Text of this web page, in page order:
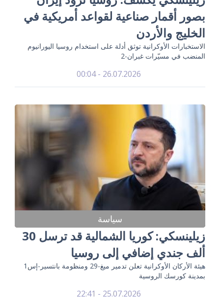
بصور أقمار صناعية لقواعد أمريكية في
الخليج والأردن
الاستخبارات الأوكرانية توثق أدلة على استخدام روسيا اليورانيوم
المنضب في مسيّرات غبران-2
26.07.2026 - 00:04
سياسة
زيلينسكي: كوريا الشمالية قد ترسل 30
ألف جندي إضافي إلى روسيا
هيئة الأركان الأوكرانية تعلن تدمير ميغ-29 ومنظومة بانتسير-إس1
بمدينة كورسك الروسية
25.07.2026 - 22:41